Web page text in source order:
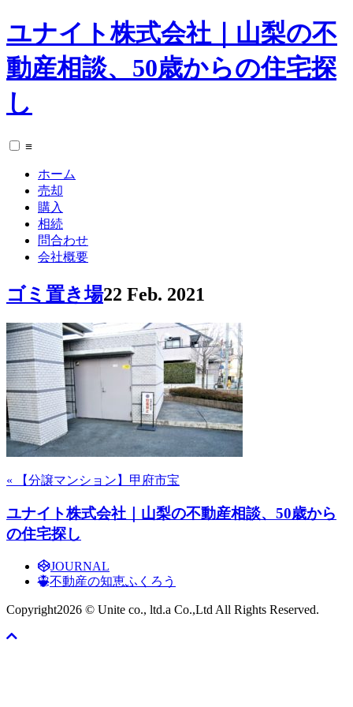
ユナイト株式会社｜山梨の不
動産相談、50歳からの住宅探
し
≡
ホーム
売却
購入
相続
問合わせ
会社概要
ゴミ置き場22 Feb. 2021
« 【分譲マンション】甲府市宝
ユナイト株式会社｜山梨の不動産相談、50歳から
の住宅探し
JOURNAL
不動産の知恵ふくろう
Copyright2026 © Unite co., ltd.a Co.,Ltd All Rights Reserved.